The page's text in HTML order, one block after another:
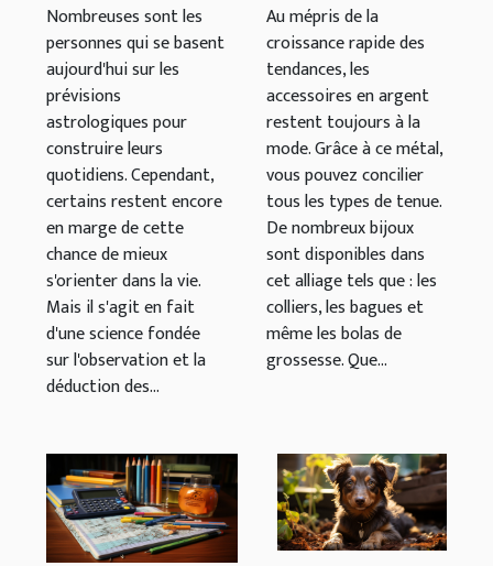
astrologique ?
Nombreuses sont les
personnes qui se basent
aujourd'hui sur les
prévisions
astrologiques pour
construire leurs
quotidiens. Cependant,
certains restent encore
en marge de cette
chance de mieux
s'orienter dans la vie.
Mais il s'agit en fait
d'une science fondée
sur l'observation et la
déduction des...
Au mépris de la
croissance rapide des
tendances, les
accessoires en argent
restent toujours à la
mode. Grâce à ce métal,
vous pouvez concilier
tous les types de tenue.
De nombreux bijoux
sont disponibles dans
cet alliage tels que : les
colliers, les bagues et
même les bolas de
grossesse. Que...